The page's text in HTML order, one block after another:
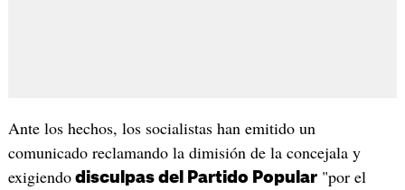
Ante los hechos, los socialistas han emitido un
comunicado reclamando la dimisión de la concejala y
exigiendodisculpas del Partido Popular"por el